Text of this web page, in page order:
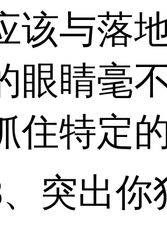
该与落
眼睛毫
住特定
出你